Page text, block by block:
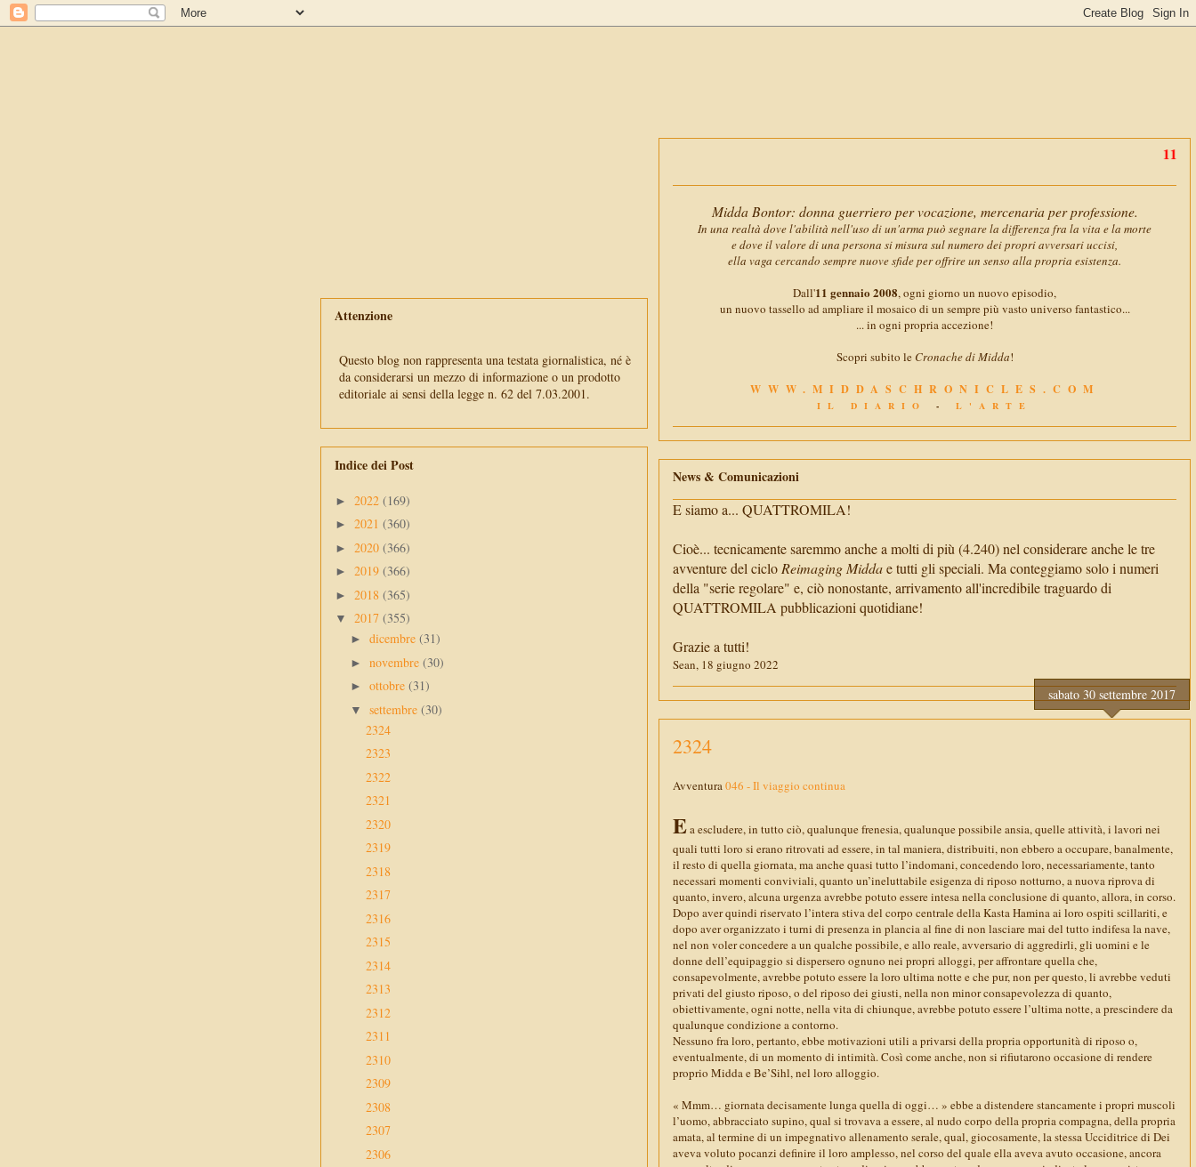
11
Midda Bontor: donna guerriero per vocazione, mercenaria per professione.
In una realtà dove l'abilità nell'uso di un'arma può segnare la differenza fra la vita e la morte
e dove il valore di una persona si misura sul numero dei propri avversari uccisi,
ella vaga cercando sempre nuove sfide per offrire un senso alla propria esistenza.
Dall'11 gennaio 2008, ogni giorno un nuovo episodio,
un nuovo tassello ad ampliare il mosaico di un sempre più vasto universo fantastico...
... in ogni propria accezione!
Scopri subito le Cronache di Midda!
WWW.MIDDASCHRONICLES.COM
IL DIARIO - L'ARTE
News & Comunicazioni
E siamo a... QUATTROMILA!
Cioè... tecnicamente saremmo anche a molti di più (4.240) nel considerare anche le tre
avventure del cicloReimaging Middae tutti gli speciali. Ma conteggiamo solo i numeri
della "serie regolare" e, ciò nonostante, arrivamento all'incredibile traguardo di
QUATTROMILA pubblicazioni quotidiane!
Grazie a tutti!
Sean, 18 giugno 2022
sabato 30 settembre 2017
2324
Avventura046 - Il viaggio continua
Ea escludere, in tutto ciò, qualunque frenesia, qualunque possibile ansia, quelle attività, i lavori nei
quali tutti loro si erano ritrovati ad essere, in tal maniera, distribuiti, non ebbero a occupare, banalmente,
il resto di quella giornata, ma anche quasi tutto l’indomani, concedendo loro, necessariamente, tanto
necessari momenti conviviali, quanto un’ineluttabile esigenza di riposo notturno, a nuova riprova di
quanto, invero, alcuna urgenza avrebbe potuto essere intesa nella conclusione di quanto, allora, in corso.
Dopo aver quindi riservato l’intera stiva del corpo centrale della Kasta Hamina ai loro ospiti scillariti, e
dopo aver organizzato i turni di presenza in plancia al fine di non lasciare mai del tutto indifesa la nave,
nel non voler concedere a un qualche possibile, e allo reale, avversario di aggredirli, gli uomini e le
donne dell’equipaggio si dispersero ognuno nei propri alloggi, per affrontare quella che,
consapevolmente, avrebbe potuto essere la loro ultima notte e che pur, non per questo, li avrebbe veduti
privati del giusto riposo, o del riposo dei giusti, nella non minor consapevolezza di quanto,
obiettivamente, ogni notte, nella vita di chiunque, avrebbe potuto essere l’ultima notte, a prescindere da
qualunque condizione a contorno.
Nessuno fra loro, pertanto, ebbe motivazioni utili a privarsi della propria opportunità di riposo o,
eventualmente, di un momento di intimità. Così come anche, non si rifiutarono occasione di rendere
proprio Midda e Be’Sihl, nel loro alloggio.
« Mmm… giornata decisamente lunga quella di oggi… » ebbe a distendere stancamente i propri muscoli
l’uomo, abbracciato supino, qual si trovava a essere, al nudo corpo della propria compagna, della propria
amata, al termine di un impegnativo allenamento serale, qual, giocosamente, la stessa Ucciditrice di Dei
aveva voluto pocanzi definire il loro amplesso, nel corso del quale ella aveva avuto occasione, ancora
Attenzione
Questo blog non rappresenta una testata giornalistica, né è
da considerarsi un mezzo di informazione o un prodotto
editoriale ai sensi della legge n. 62 del 7.03.2001.
Indice dei Post
► 2022 (169)
► 2021 (360)
► 2020 (366)
► 2019 (366)
► 2018 (365)
▼ 2017 (355)
► dicembre (31)
► novembre (30)
► ottobre (31)
▼ settembre (30)
2324
2323
2322
2321
2320
2319
2318
2317
2316
2315
2314
2313
2312
2311
2310
2309
2308
2307
2306